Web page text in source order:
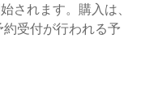
されます。購入は、
受付が行われる予